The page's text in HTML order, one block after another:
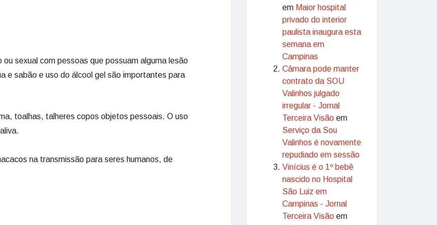
sexual com pessoas que possuam alguma lesão
e sabão e uso do álcool gel são importantes para
toalhas, talheres copos objetos pessoais. O uso
na transmissão para seres humanos, de
em Maior hospital
privado do interior
paulista inaugura esta
semana em
Campinas
Câmara pode manter
contrato da SOU
Valinhos julgado
irregular - Jornal
Terceira Visão em
Serviço da Sou
Valinhos é novamente
repudiado em sessão
Vinícius é o 1º bebê
nascido no Hospital
São Luiz em
Campinas - Jornal
Terceira Visão em